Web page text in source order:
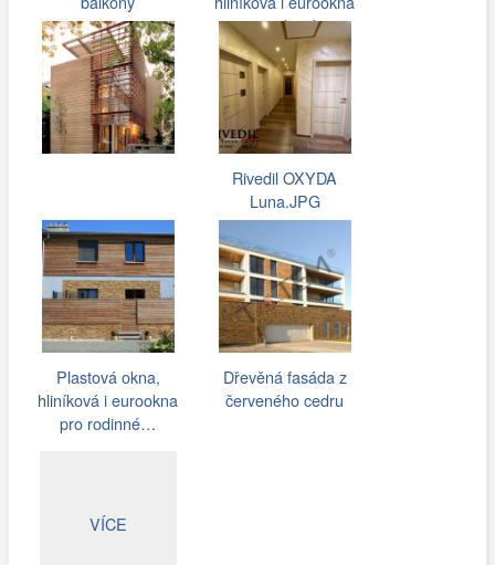
pro rodinné…
Rivedil OXYDA
Luna.JPG
Plastová okna,
hliníková i eurookna
pro rodinné…
Dřevěná fasáda z
červeného cedru
VÍCE